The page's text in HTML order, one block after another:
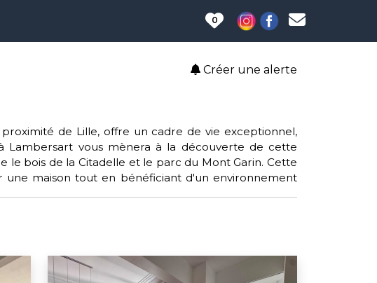
0
Créer une alerte
de Lille, offre un cadre de vie exceptionnel,
vous mènera à la découverte de cette
bois de la Citadelle et le parc du Mont Garin. Cette
maison tout en bénéficiant d'un environnement
nobles, les sièges de Lille et la construction de